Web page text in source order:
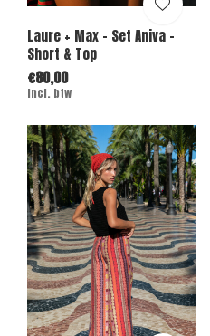
Laure + Max - Set Aniva -
Short & Top
€80,00
Incl. btw